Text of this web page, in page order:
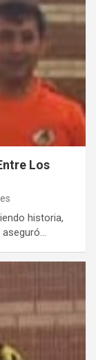
Los
historia,